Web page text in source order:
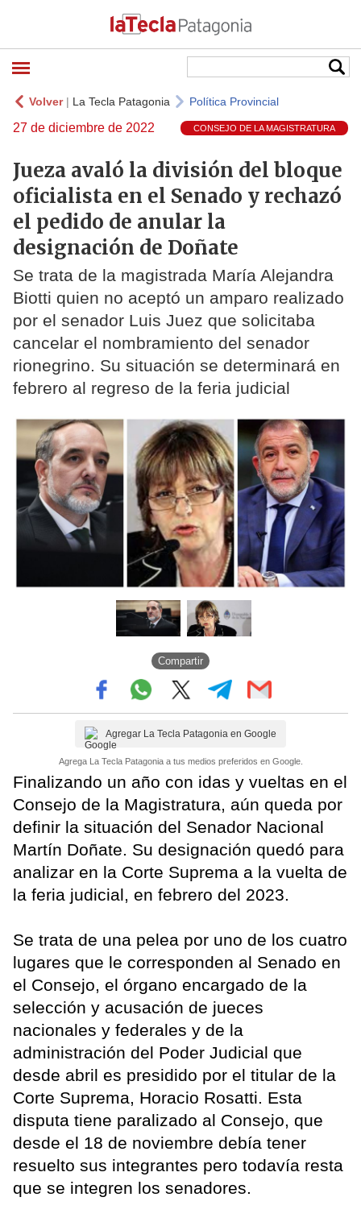
Volver| La Tecla Patagonia Política Provincial
27 de diciembre de 2022 CONSEJO DE LA MAGISTRATURA
Jueza avaló la división del bloque
oficialista en el Senado y rechazó
el pedido de anular la
designación de Doñate
Se trata de la magistrada María Alejandra
Biotti quien no aceptó un amparo realizado
por el senador Luis Juez que solicitaba
cancelar el nombramiento del senador
rionegrino. Su situación se determinará en
febrero al regreso de la feria judicial
Compartir
Agregar La Tecla Patagonia en Google
Agrega La Tecla Patagonia a tus medios preferidos en Google.
Finalizando un año con idas y vueltas en el
Consejo de la Magistratura, aún queda por
definir la situación del Senador Nacional
Martín Doñate. Su designación quedó para
analizar en la Corte Suprema a la vuelta de
la feria judicial, en febrero del 2023.
Se trata de una pelea por uno de los cuatro
lugares que le corresponden al Senado en
el Consejo, el órgano encargado de la
selección y acusación de jueces
nacionales y federales y de la
administración del Poder Judicial que
desde abril es presidido por el titular de la
Corte Suprema, Horacio Rosatti. Esta
disputa tiene paralizado al Consejo, que
desde el 18 de noviembre debía tener
resuelto sus integrantes pero todavía resta
que se integren los senadores.